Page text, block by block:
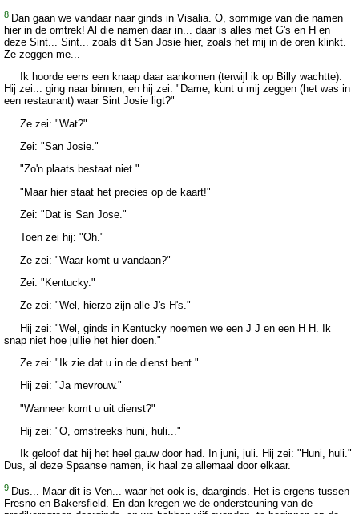
8 Dan gaan we vandaar naar ginds in Visalia. O, sommige van die namen
hier in de omtrek! Al die namen daar in... daar is alles met G's en H en
deze Sint... Sint... zoals dit San Josie hier, zoals het mij in de oren klinkt.
Ze zeggen me...
Ik hoorde eens een knaap daar aankomen (terwijl ik op Billy wachtte).
Hij zei... ging naar binnen, en hij zei: "Dame, kunt u mij zeggen (het was in
een restaurant) waar Sint Josie ligt?"
Ze zei: "Wat?"
Zei: "San Josie."
"Zo'n plaats bestaat niet."
"Maar hier staat het precies op de kaart!"
Zei: "Dat is San Jose."
Toen zei hij: "Oh."
Ze zei: "Waar komt u vandaan?"
Zei: "Kentucky."
Ze zei: "Wel, hierzo zijn alle J's H's."
Hij zei: "Wel, ginds in Kentucky noemen we een J J en een H H. Ik
snap niet hoe jullie het hier doen."
Ze zei: "Ik zie dat u in de dienst bent."
Hij zei: "Ja mevrouw."
"Wanneer komt u uit dienst?"
Hij zei: "O, omstreeks huni, huli..."
Ik geloof dat hij het heel gauw door had. In juni, juli. Hij zei: "Huni, huli."
Dus, al deze Spaanse namen, ik haal ze allemaal door elkaar.
9 Dus... Maar dit is Ven... waar het ook is, daarginds. Het is ergens tussen
Fresno en Bakersfield. En dan kregen we de ondersteuning van de